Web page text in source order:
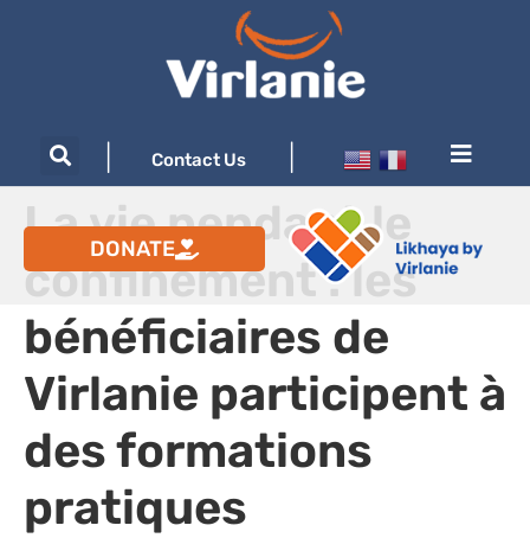
Contact Us
DONATE
La vie pendant le
confinement : les
bénéficiaires de
Virlanie participent à
des formations
pratiques